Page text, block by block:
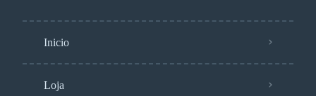
Inicio
Loja